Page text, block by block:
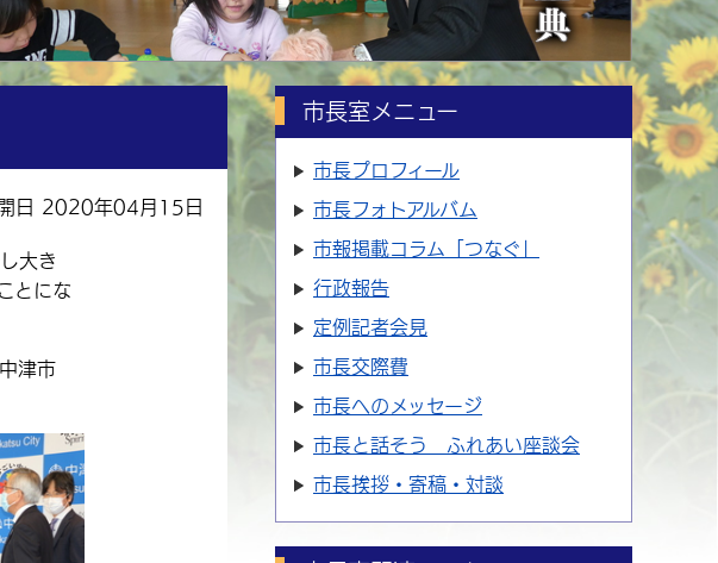
日 2020年04月15日
大き
とにな
津市
市長室メニュー
市長プロフィール
市長フォトアルバム
市報掲載コラム「つなぐ」
行政報告
定例記者会見
市長交際費
市長へのメッセージ
市長と話そう ふれあい座談会
市長挨拶・寄稿・対談